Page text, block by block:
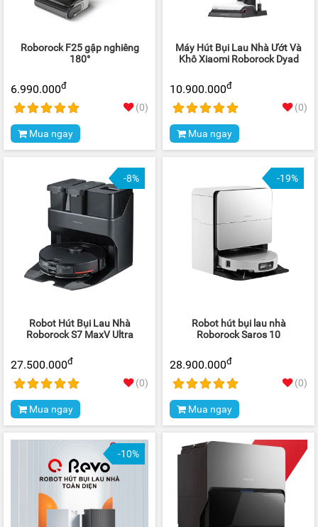
Roborock F25 gập nghiêng
180°
6.990.000đ
(0)
Mua ngay
Máy Hút Bụi Lau Nhà Ướt Và
Khô Xiaomi Roborock Dyad
10.900.000đ
(0)
Mua ngay
-8%
Robot Hút Bụi Lau Nhà
Roborock S7 MaxV Ultra
27.500.000đ
(0)
Mua ngay
-19%
Robot hút bụi lau nhà
Roborock Saros 10
28.900.000đ
(0)
Mua ngay
-10%